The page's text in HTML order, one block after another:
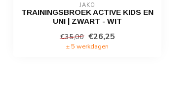
JAKO
TRAININGSBROEK ACTIVE KIDS EN
UNI | ZWART - WIT
€35,00 €26,25
± 5 werkdagen